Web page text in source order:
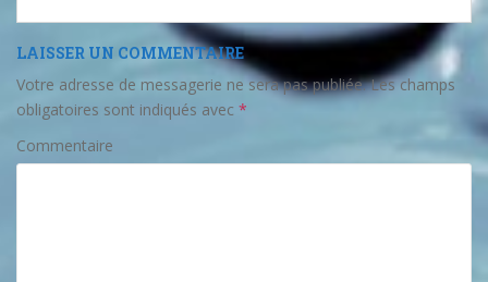
LAISSER UN COMMENTAIRE
Votre adresse de messagerie ne sera pas publiée.Les champs
obligatoires sont indiqués avec *
Commentaire